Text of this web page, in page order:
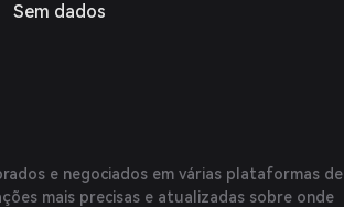
Sem dados
e negociados em várias plataformas de
mais precisas e atualizadas sobre onde